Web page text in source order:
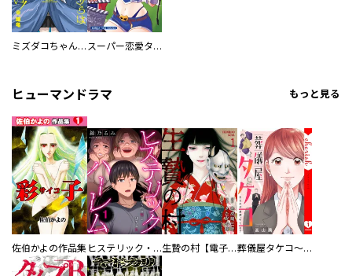
ミズダコちゃんからは逃げられない！ スーパー恋愛タイム！～現場でドＳな彼女は自宅でデレる～
ヒューマンドラマ もっと見る
佐伯かよの作品集 ヒステリック・ハーレム～搾られる男と堕ちる女～【電子単行本版】 生贄の村【電子単行本版】 葬儀屋タケコ～あなたの最期、叶えます【電子単行本版】